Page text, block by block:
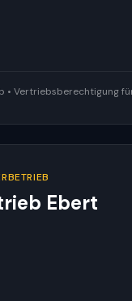
Vertriebsberechtigung
Ebert